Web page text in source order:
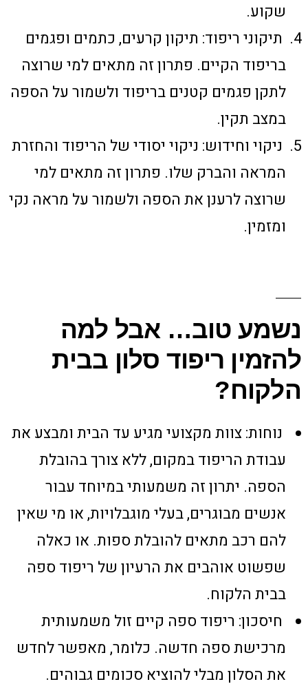
שקוע.
תיקוני ריפוד: תיקון קרעים, כתמים ופגמים
בריפוד הקיים. פתרון זה מתאים למי שרוצה
לתקן פגמים קטנים בריפוד ולשמור על הספה
במצב תקין.
ניקוי וחידוש: ניקוי יסודי של הריפוד והחזרת
המראה והברק שלו. פתרון זה מתאים למי
שרוצה לרענן את הספה ולשמור על מראה נקי
ומזמין.
נשמע טוב… אבל למה
להזמין ריפוד סלון בבית
הלקוח?
נוחות: צוות מקצועי מגיע עד הבית ומבצע את
עבודת הריפוד במקום, ללא צורך בהובלת
הספה. יתרון זה משמעותי במיוחד עבור
אנשים מבוגרים, בעלי מוגבלויות, או מי שאין
להם רכב מתאים להובלת ספות. או כאלה
שפשוט אוהבים את הרעיון של ריפוד ספה
בבית הלקוח.
חיסכון: ריפוד ספה קיים זול משמעותית
מרכישת ספה חדשה. כלומר, מאפשר לחדש
את הסלון מבלי להוציא סכומים גבוהים.